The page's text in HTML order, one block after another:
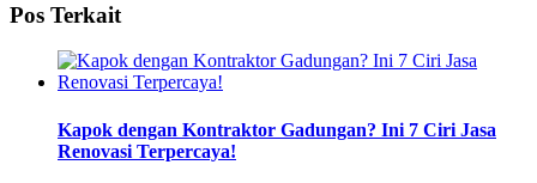
Pos Terkait
Kapok dengan Kontraktor Gadungan? Ini 7 Ciri Jasa
Renovasi Terpercaya!